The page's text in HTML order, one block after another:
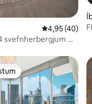
4,95 af 5 í
4,95 (40)
svefnherbergjum —